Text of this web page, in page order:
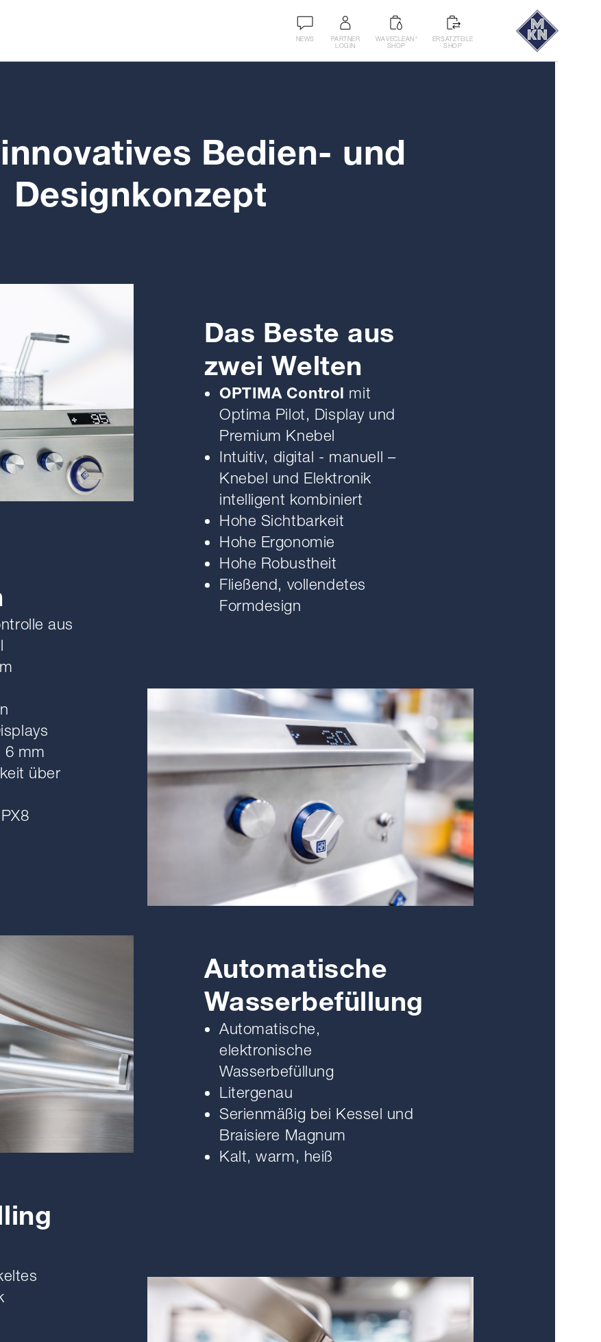
NEWS
PARTNER
LOGIN
WAVECLEAN
SHOP
ERSATZTEILE
SHOP
Bedien- und
Designkonzept
aus
6 mm
über
Das Beste aus
zwei Welten
OPTIMA Control mit
Optima Pilot, Display und
Premium Knebel
Intuitiv, digital - manuell –
Knebel und Elektronik
intelligent kombiniert
Hohe Sichtbarkeit
Hohe Ergonomie
Hohe Robustheit
Fließend, vollendetes
Formdesign
Automatische
Wasserbefüllung
Automatische,
elektronische
Wasserbefüllung
Litergenau
Serienmäßig bei Kessel und
Braisiere Magnum
Kalt, warm, heiß